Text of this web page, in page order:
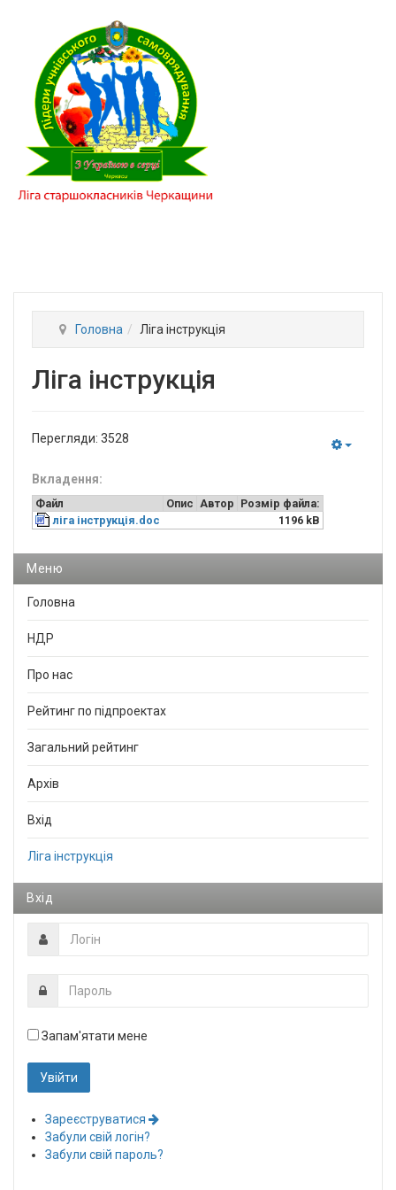
Головна Ліга інструкція
Ліга інструкція
Перегляди: 3528
Вкладення:
Файл Опис Автор Розмір файла:
ліга інструкція.doc
1196 kB
Меню
Головна
НДР
Про нас
Рейтинг по підпроектах
Загальний рейтинг
Архів
Вхід
Ліга інструкція
Вхід
Запам'ятати мене
Зареєструватися
Забули свій логін?
Забули свій пароль?